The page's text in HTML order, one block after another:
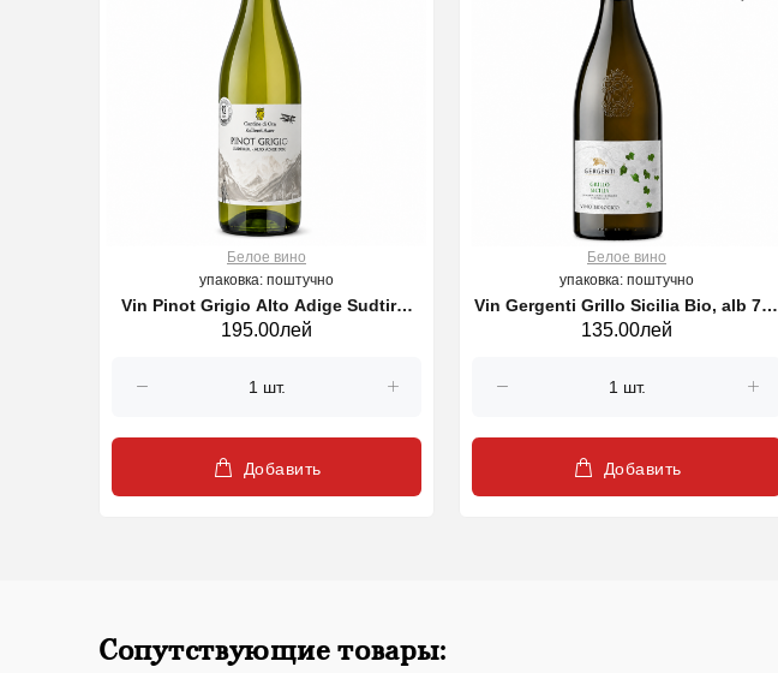
Белое вино
упаковка: поштучно
Vin Pinot Grigio Alto Adige Sudtirol
DOC, alb 750 ml
195.00лей
Добавить
Белое вино
упаковка: поштучно
Vin Gergenti Grillo Sicilia Bio, alb 750
ml
135.00лей
Добавить
Сопутствующие товары: